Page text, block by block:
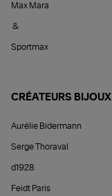
Max Mara
&
Sportmax
CRÉATEURS BIJOUX
Aurélie Bidermann
Serge Thoraval
d1928
Feidt Paris